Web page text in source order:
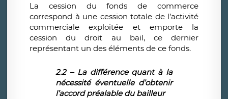
La cession du fonds de commerce
correspond à une cession totale de l’activité
commerciale exploitée et emporte la
cession du droit au bail, ce dernier
représentant un des éléments de ce fonds.
2.2 – La différence quant à la
nécessité éventuelle d’obtenir
l’accord préalable du bailleur